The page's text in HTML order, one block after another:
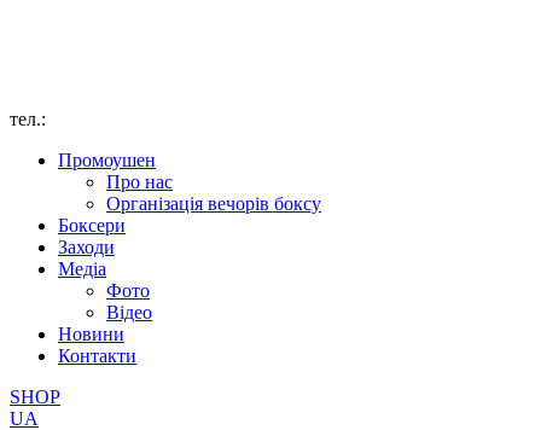
тел.:
Промоушен
Про нас
Організація вечорів боксу
Боксери
Заходи
Медіа
Фото
Відео
Новини
Контакти
SHOP
UA